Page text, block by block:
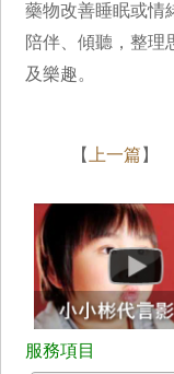
藥物改善睡眠或情
陪伴、傾聽，整理
及樂趣。
【 上一篇 】